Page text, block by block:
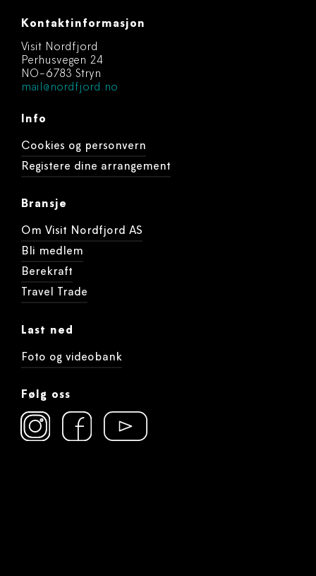
Kontaktinformasjon
Visit Nordfjord
Perhusvegen 24
NO-6783 Stryn
mail@nordfjord.no
Info
Cookies og personvern
Registere dine arrangement
Bransje
Om Visit Nordfjord AS
Bli medlem
Berekraft
Travel Trade
Last ned
Foto og videobank
Følg oss